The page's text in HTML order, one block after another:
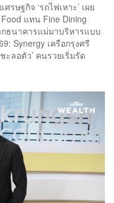
ษฐกิจ ‘รถไฟเหาะ’ เผย
แทน Fine Dining
ธนาคารแม่มาบริหารแบบ
Synergy เครือกรุงศรี
ะลอตัว’ คนรวยเริ่มรัด